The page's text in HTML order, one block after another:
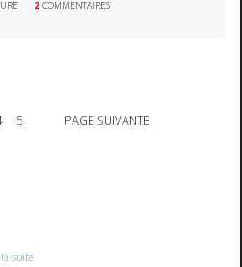
2 COMMENTAIRES
5 PAGE SUIVANTE
suite